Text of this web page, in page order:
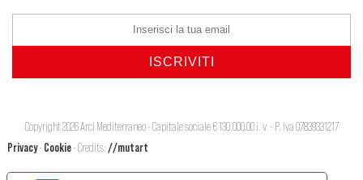
Copyright 2026 Arci Mediterraneo - Capitale sociale € 130.000,00 i. v. - P. iva 07839331217
Privacy- Cookie- Credits: //mutart